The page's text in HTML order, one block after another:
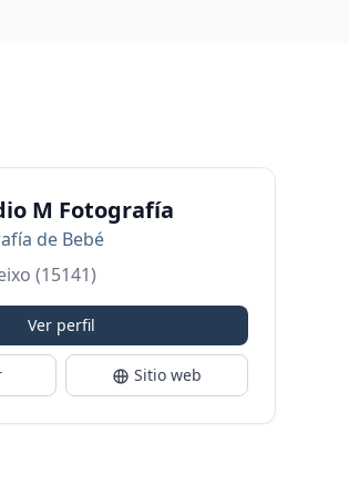
M Fotografía
de Bebé
(15141)
Ver perfil
Sitio web